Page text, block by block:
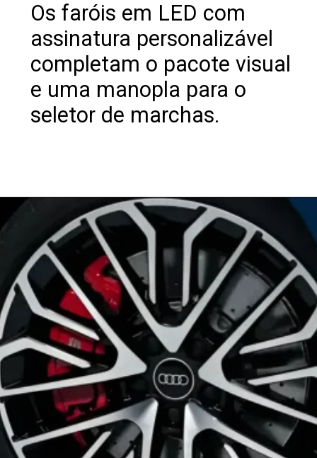
Os faróis em LED com
assinatura personalizável
completam o pacote visual
e uma manopla para o
seletor de marchas.
Opening